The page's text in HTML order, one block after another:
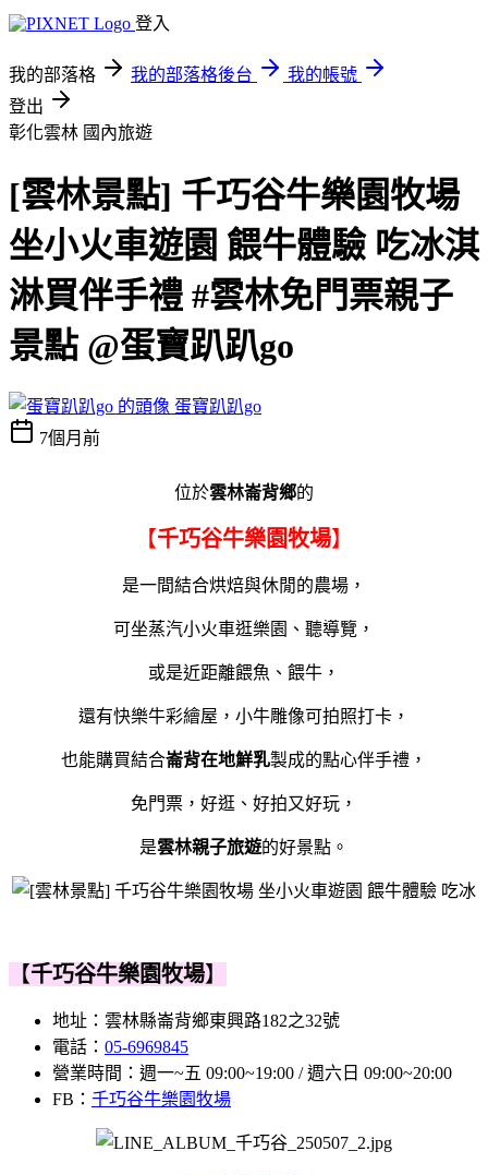
登入
我的部落格 我的部落格後台
我的帳號
登出
彰化雲林 國內旅遊
[雲林景點] 千巧谷牛樂園牧場
坐小火車遊園 餵牛體驗 吃冰淇
淋買伴手禮 #雲林免門票親子
景點 @蛋寶趴趴go
蛋寶趴趴go
7個月前
位於雲林崙背鄉的
【千巧谷牛樂園牧場】
是一間結合烘焙與休閒的農場，
可坐蒸汽小火車逛樂園、聽導覽，
或是近距離餵魚、餵牛，
還有快樂牛彩繪屋，小牛雕像可拍照打卡，
也能購買結合崙背在地鮮乳製成的點心伴手禮，
免門票，好逛、好拍又好玩，
是雲林親子旅遊的好景點。
【千巧谷牛樂園牧場】
地址：雲林縣崙背鄉東興路182之32號
電話： 05-6969845
營業時間：週一~五 09:00~19:00 / 週六日 09:00~20:00
FB： 千巧谷牛樂園牧場